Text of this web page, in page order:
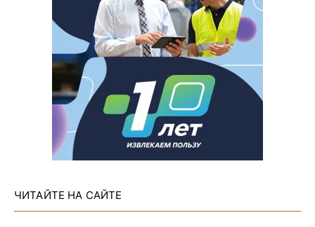
ЧИТАЙТЕ НА САЙТЕ